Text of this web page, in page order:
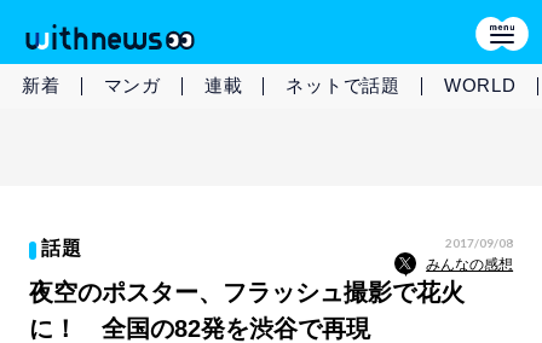
新着 マンガ 連載 ネットで話題 WORLD
話題 2017/09/08
みんなの感想
夜空のポスター、フラッシュ撮影で花火
に！ 全国の82発を渋谷で再現